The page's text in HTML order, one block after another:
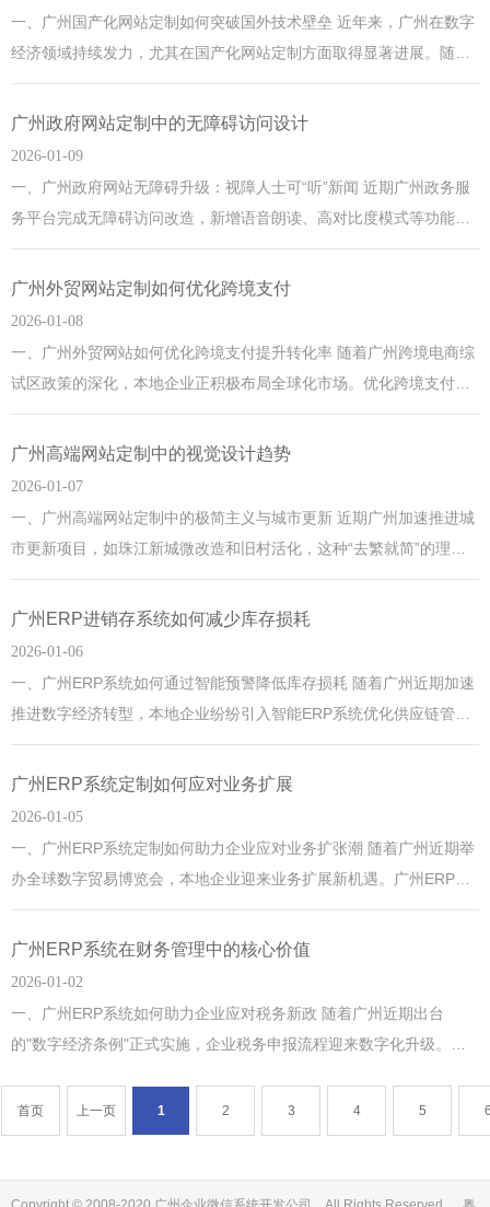
一、广州国产化网站定制如何突破国外技术壁垒 近年来，广州在数字
经济领域持续发力，尤其在国产化网站定制方面取得显著进展。随着
国际技术竞争加剧，广州本土企业正通过自主研发替代国外技术，例
如采用国产操作系统和开源框架构建安全可控的网站平台。广州近期
广州政府网站定制中的无障碍访问设计
2026-01-09
一、广州政府网站无障碍升级：视障人士可“听”新闻 近期广州政务服
务平台完成无障碍访问改造，新增语音朗读、高对比度模式等功能，
恰逢广州举办国际残障人士日活动，副市长体验盲人操作流程时强
调：“科技赋能要真正消除数字鸿沟”。广州作为大湾区核心城市，此
广州外贸网站定制如何优化跨境支付
2026-01-08
一、广州外贸网站如何优化跨境支付提升转化率 随着广州跨境电商综
试区政策的深化，本地企业正积极布局全球化市场。优化跨境支付是
外贸网站的核心竞争力之一，建议集成支付宝国际版、PayPal等主流
支付方式，同时结合广州近期推出的"数字人民币试点"政策，探索数
广州高端网站定制中的视觉设计趋势
2026-01-07
一、广州高端网站定制中的极简主义与城市更新 近期广州加速推进城
市更新项目，如珠江新城微改造和旧村活化，这种“去繁就简”的理念
也深刻影响了本地高端网站设计的视觉趋势。广州的网站定制服务商
开始大量采用留白艺术、无衬线字体和单色配色方案，通过极简设计
广州ERP进销存系统如何减少库存损耗
2026-01-06
一、广州ERP系统如何通过智能预警降低库存损耗 随着广州近期加速
推进数字经济转型，本地企业纷纷引入智能ERP系统优化供应链管
理。以广汽集团为例，其通过ERP的实时库存预警功能，将零部件损
耗率降低23%。系统自动监测库存阈值，结合广州雨季仓储防潮需求
广州ERP系统定制如何应对业务扩展
2026-01-05
一、广州ERP系统定制如何助力企业应对业务扩张潮 随着广州近期举
办全球数字贸易博览会，本地企业迎来业务扩展新机遇。广州ERP系
统定制通过模块化设计，可灵活对接跨境电商、智能物流等新增业务
线，例如为琶洲人工智能试验区企业提供实时数据协同方案，帮助企
广州ERP系统在财务管理中的核心价值
2026-01-02
一、广州ERP系统如何助力企业应对税务新政 随着广州近期出台
的"数字经济条例"正式实施，企业税务申报流程迎来数字化升级。广
业快速适应新政要求。以广汽集团为例，其通过ERP系统实现增值税
一键申报，效率提升60%，广州正成为财税数字化转型的标杆城市。
首页 上一页 1 2 3 4 5